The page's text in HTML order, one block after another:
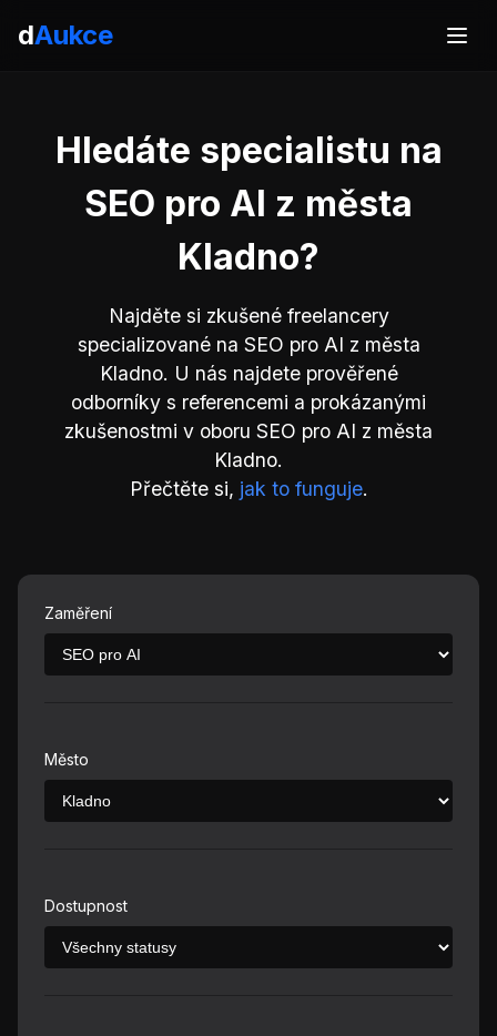
dAukce
Hledáte specialistu na
SEO pro AI z města
Kladno?
Najděte si zkušené freelancery
specializované na SEO pro AI z města
Kladno. U nás najdete prověřené
odborníky s referencemi a prokázanými
zkušenostmi v oboru SEO pro AI z města
Kladno.
Přečtěte si, jak to funguje.
Zaměření
Město
Dostupnost